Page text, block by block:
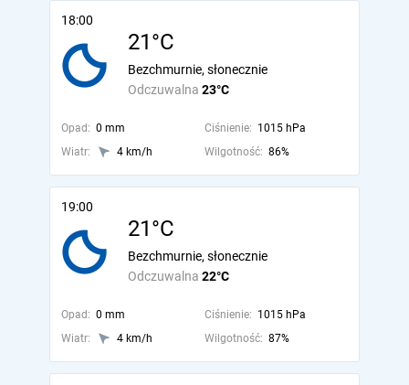
18:00
21°C
Odczuwalna 23°C
Bezchmurnie, słonecznie
Opad: 0 mm Ciśnienie: 1015 hPa
Wiatr:
4 km/h Wilgotność: 86%
19:00
21°C
Odczuwalna 22°C
Bezchmurnie, słonecznie
Opad: 0 mm Ciśnienie: 1015 hPa
Wiatr:
4 km/h Wilgotność: 87%